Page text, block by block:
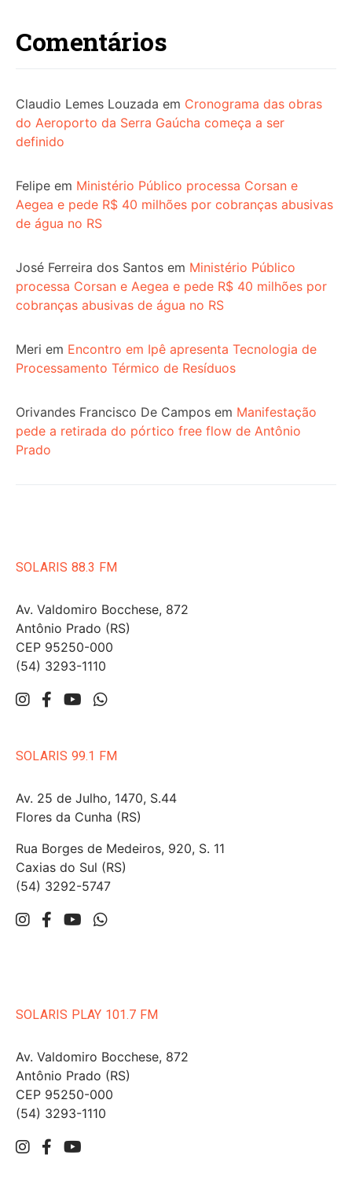
Comentários
Claudio Lemes Louzada em Cronograma das obras
do Aeroporto da Serra Gaúcha começa a ser
definido
Felipe em Ministério Público processa Corsan e
Aegea e pede R$ 40 milhões por cobranças abusivas
de água no RS
José Ferreira dos Santos em Ministério Público
processa Corsan e Aegea e pede R$ 40 milhões por
cobranças abusivas de água no RS
Meri em Encontro em Ipê apresenta Tecnologia de
Processamento Térmico de Resíduos
Orivandes Francisco De Campos em Manifestação
pede a retirada do pórtico free flow de Antônio
Prado
SOLARIS 88.3 FM
Av. Valdomiro Bocchese, 872
Antônio Prado (RS)
CEP 95250-000
(54) 3293-1110
SOLARIS 99.1 FM
Av. 25 de Julho, 1470, S.44
Flores da Cunha (RS)
Rua Borges de Medeiros, 920, S. 11
Caxias do Sul (RS)
(54) 3292-5747
SOLARIS PLAY 101.7 FM
Av. Valdomiro Bocchese, 872
Antônio Prado (RS)
CEP 95250-000
(54) 3293-1110